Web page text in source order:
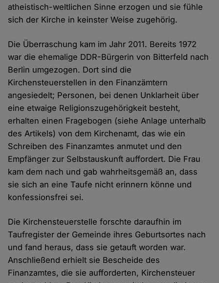
atheistisch-weltlichen Sinne erzogen und sie fühle
sich der Kirche in keinster Weise zugehörig.
Die Überraschung kam im Jahr 2011. Bereits 1972
war die ehemalige DDR-Bürgerin von Bitterfeld nach
Berlin umgezogen. Dort sind die
Kirchensteuerstellen in den Finanzämtern
angesiedelt; Personen, bei denen Unklarheit über
eine etwaige Religionszugehörigkeit besteht,
erhalten einen Fragebogen (siehe Anlage unterhalb
des Artikels) von dem Kirchenamt, das wie ein
Schreiben des Finanzamtes anmutet und den
Empfänger zur Selbstauskunft auffordert. Die Frau
kam dem nach und gab wahrheitsgemäß an, dass
sie sich an eine Taufe nicht erinnern könne und
konfessionsfrei sei.
Die Kirchensteuerstelle forschte daraufhin im
Taufregister der Gemeinde ihres Geburtsortes nach
und fand heraus, dass sie getauft worden war.
Anschließend erhielt sie Bescheide des
Finanzamtes, die sie aufforderten, Kirchensteuer